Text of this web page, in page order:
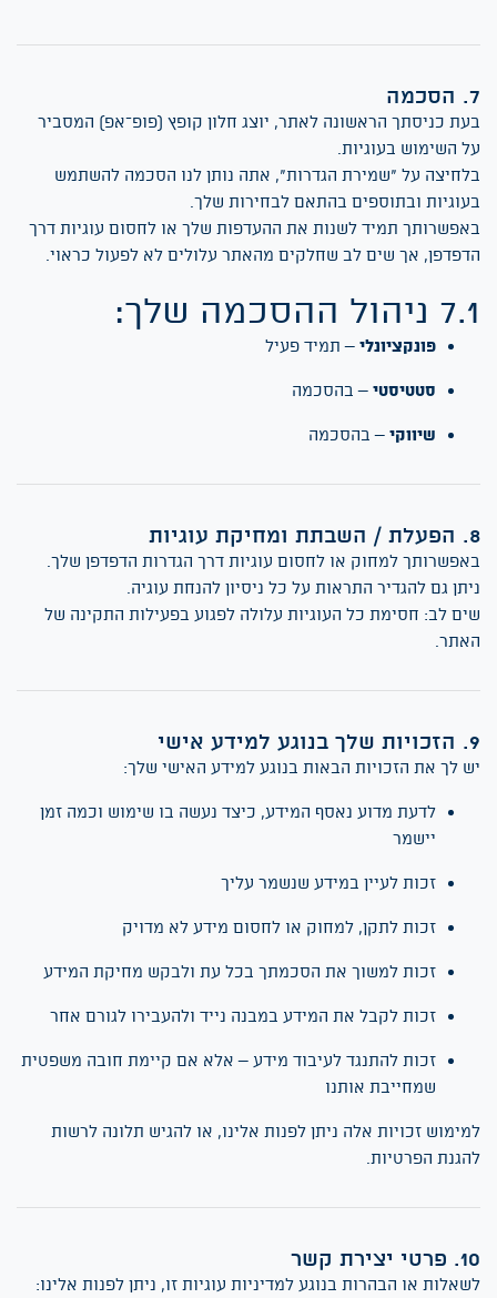
כניסתך הראשונה לאתר, יוצג חלון קופץ (פופ־אפ) המסביר
השימוש בעוגיות.
על "שמירת הגדרות", אתה נותן לנו הסכמה להשתמש
ובתוספים בהתאם לבחירות שלך.
תמיד לשנות את ההעדפות שלך או לחסום עוגיות דרך
אך שים לב שחלקים מהאתר עלולים לא לפעול כראוי.
ההסכמה שלך:
פונקציונלי– תמיד פעיל
סטטיסטי– בהסכמה
שיווקי– בהסכמה
למחוק או לחסום עוגיות דרך הגדרות הדפדפן שלך.
גם להגדיר התראות על כל ניסיון להנחת עוגיה.
לב: חסימת כל העוגיות עלולה לפגוע בפעילות התקינה של
לך את הזכויות הבאות בנוגע למידע האישי שלך:
לדעת מדוע נאסף המידע, כיצד נעשה בו שימוש וכמה זמן
יישמר
זכות לעיין במידע שנשמר עליך
זכות לתקן, למחוק או לחסום מידע לא מדויק
זכות למשוך את הסכמתך בכל עת ולבקש מחיקת המידע
זכות לקבל את המידע במבנה נייד ולהעבירו לגורם אחר
זכות להתנגד לעיבוד מידע – אלא אם קיימת חובה משפטית
שמחייבת אותנו
זכויות אלה ניתן לפנות אלינו, או להגיש תלונה לרשות
הפרטיות.
או הבהרות בנוגע למדיניות עוגיות זו, ניתן לפנות אלינו: